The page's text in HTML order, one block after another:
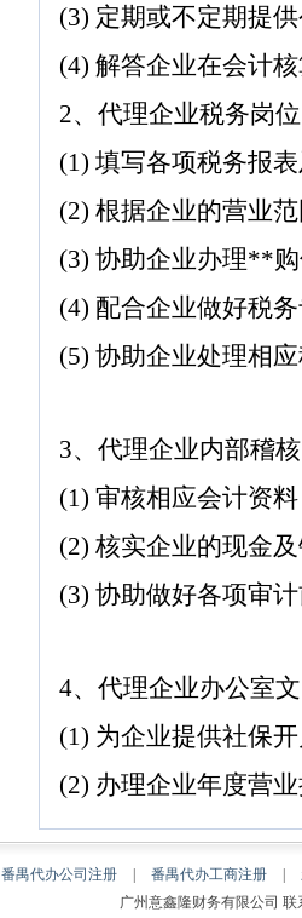
(3) 定期或不定期提
(4) 解答企业在会计
2、代理企业税务岗位
(1) 填写各项税务报
(2) 根据企业的营业
(3) 协助企业办理**
(4) 配合企业做好税
(5) 协助企业处理相
3、代理企业内部稽
(1) 审核相应会计资
(2) 核实企业的现金
(3) 协助做好各项审
4、代理企业办公室
(1) 为企业提供社保
(2) 办理企业年度营
番禺代办公司注册 番禺代办工商注册
广州意鑫隆财务有限公司 联